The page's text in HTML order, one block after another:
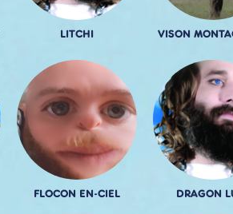
LITCHI VISON
FLOCON EN-CIEL DRAGON